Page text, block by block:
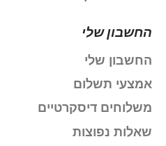
החשבון שלי
החשבון שלי
אמצעי תשלום
משלוחים דיסקרטיים
שאלות נפוצות